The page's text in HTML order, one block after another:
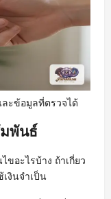
ะข้อมูลที่ตรวจได้
พันธ์
ขอะไรบ้าง ถ้าเกี่ยว
งินจำเป็น